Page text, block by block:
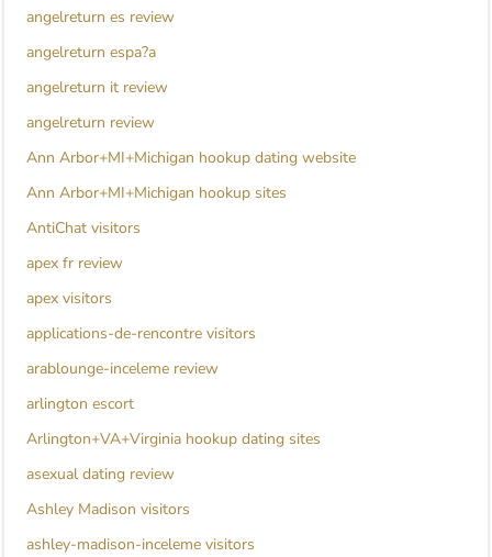
angelreturn es review
angelreturn espa?a
angelreturn it review
angelreturn review
Ann Arbor+MI+Michigan hookup dating website
Ann Arbor+MI+Michigan hookup sites
AntiChat visitors
apex fr review
apex visitors
applications-de-rencontre visitors
arablounge-inceleme review
arlington escort
Arlington+VA+Virginia hookup dating sites
asexual dating review
Ashley Madison visitors
ashley-madison-inceleme visitors